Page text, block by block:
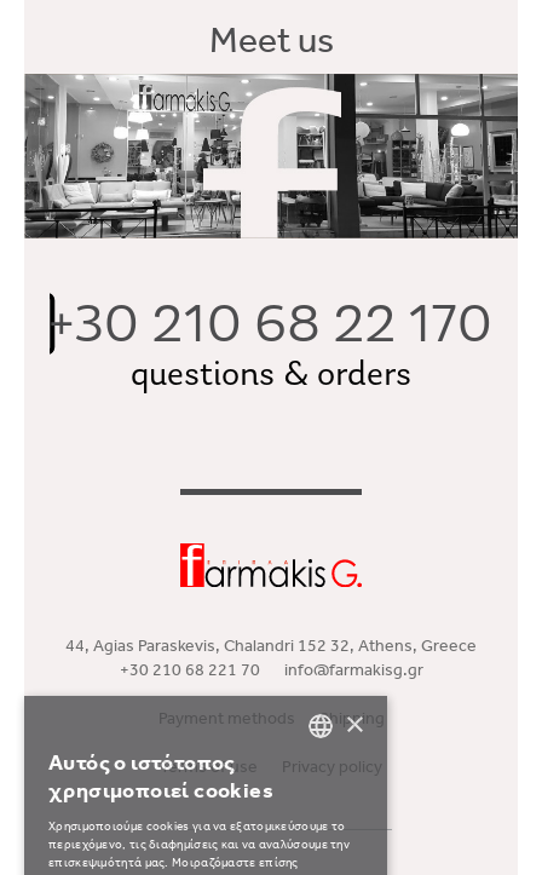
Meet us
+30 210 68 22 170
questions & orders
Payment methods Shipping
44, Agias Paraskevis, Chalandri 152 32, Athens, Greece
+30 210 68 221 70 info@farmakisg.gr
Terms of use Privacy policy
GREEK
×
Αυτός ο ιστότοπος
χρησιμοποιεί cookies
Χρησιμοποιούμε cookies για να εξατομικεύσουμε το
περιεχόμενο, τις διαφημίσεις και να αναλύσουμε την
επισκεψιμότητά μας. Μοιραζόμαστε επίσης